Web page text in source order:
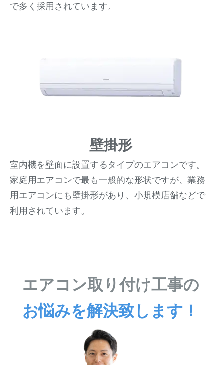
で多く採用されています。
壁掛形
室内機を壁面に設置するタイプのエアコンです。
家庭用エアコンで最も一般的な形状ですが、業務
用エアコンにも壁掛形があり、小規模店舗などで
利用されています。
エアコン取り付け工事の
お悩みを解決致します！